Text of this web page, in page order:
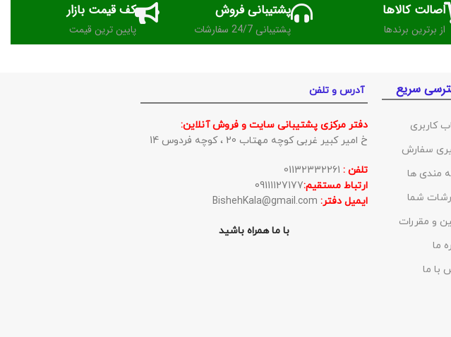
اصالت کالاها
از برترین برندها
پشتیبانی فروش
پشتیبانی 24/7 سفارشات
کف قیمت بازار
پایین ترین قیمت
سریع
کاربری
سفارش
مندی ها
شما
و مقررات
ما
با ما
آدرس و تلفن
دفتر مرکزی پشتیبانی سایت و فروش آنلاین:
خ امیر کبیر غربی کوچه مهتاب 20 ، کوچه فردوس 14
تلفن :
ارتباط مستقیم:09111127177
ایمیل دفتر:
با ما همراه باشید